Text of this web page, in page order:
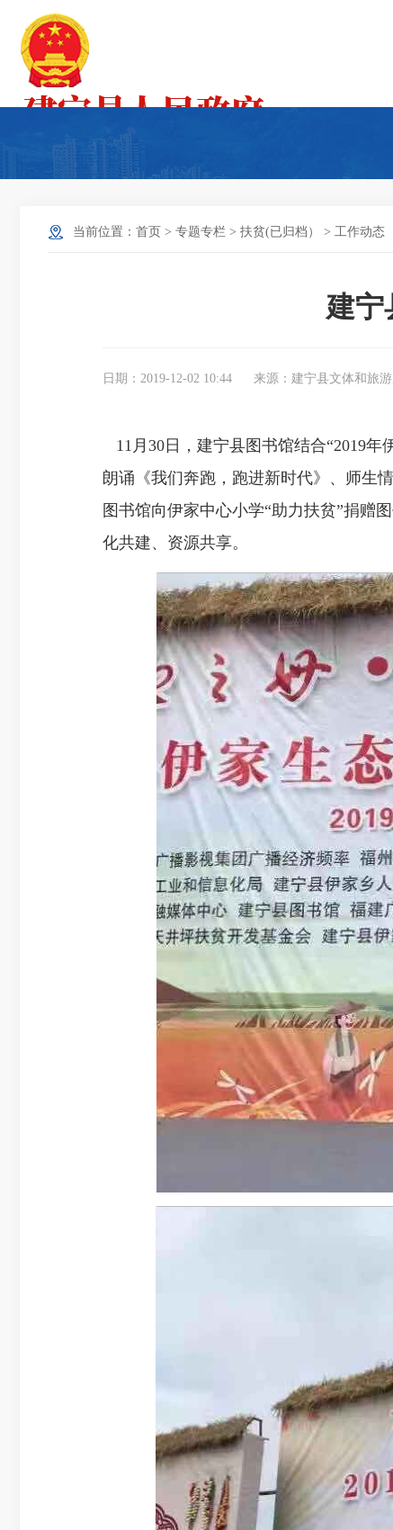
当前位置： 首页 > 专题专栏 > 扶贫(已归档） > 工作动态
建宁
日期：2019-12-02 10:44 来源：建宁县文体和旅
11月30日，建宁县图书馆结合“2019年
朗诵《我们奔跑，跑进新时代》、师生
图书馆向伊家中心小学“助力扶贫”捐赠
化共建、资源共享。